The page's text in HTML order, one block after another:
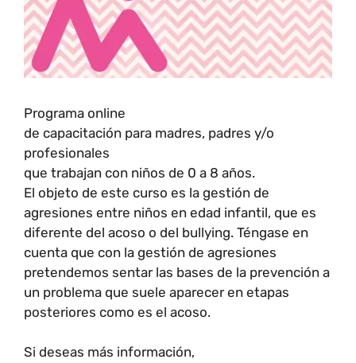
Programa online
de capacitación para madres, padres y/o
profesionales
que trabajan con niños de 0 a 8 años.
El objeto de este curso es la gestión de
agresiones entre niños en edad infantil, que es
diferente del acoso o del bullying. Téngase en
cuenta que con la gestión de agresiones
pretendemos sentar las bases de la prevención a
un problema que suele aparecer en etapas
posteriores como es el acoso.
Si deseas más información,